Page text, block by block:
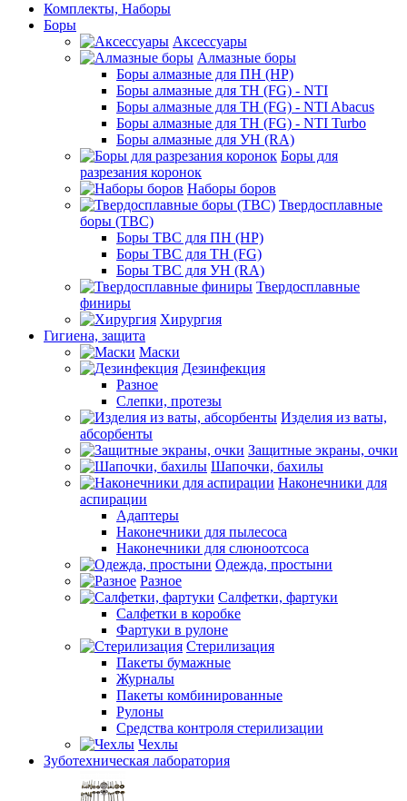
Комплекты, Наборы
Боры
Аксессуары
Алмазные боры
Боры алмазные для ПН (HP)
Боры алмазные для ТН (FG) - NTI
Боры алмазные для ТН (FG) - NTI Abacus
Боры алмазные для ТН (FG) - NTI Turbo
Боры алмазные для УН (RA)
Боры для
разрезания коронок
Наборы боров
Твердосплавные
боры (ТВС)
Боры ТВС для ПН (HP)
Боры ТВС для ТН (FG)
Боры ТВС для УН (RA)
Твердосплавные
финиры
Хирургия
Гигиена, защита
Маски
Дезинфекция
Разное
Слепки, протезы
Изделия из ваты,
абсорбенты
Защитные экраны, очки
Шапочки, бахилы
Наконечники для
аспирации
Адаптеры
Наконечники для пылесоса
Наконечники для слюноотсоса
Одежда, простыни
Разное
Салфетки, фартуки
Салфетки в коробке
Фартуки в рулоне
Стерилизация
Пакеты бумажные
Журналы
Пакеты комбинированные
Рулоны
Средства контроля стерилизации
Чехлы
Зуботехническая лаборатория